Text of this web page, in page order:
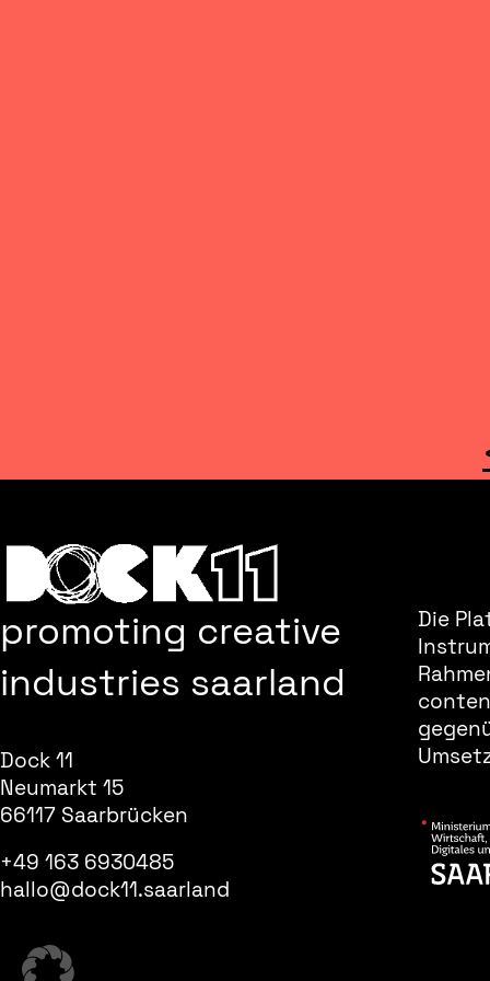
promoting creative
industries saarland
Dock 11
Neumarkt 15
66117 Saarbrücken
+49 163 6930485
hallo@dock11.saarland
Die